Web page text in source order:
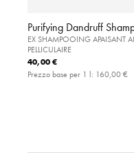
Purifying Dandruff
EX SHAMPOOING APAISANT
PELLICULAIRE
40,00 €
Prezzo base per 1 l: 160,00 €